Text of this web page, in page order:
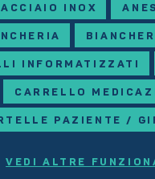
ACCIAIO INOX
INFORMATIZZATI
CARRELLO
PAZIENTE /
VEDI ALTRE